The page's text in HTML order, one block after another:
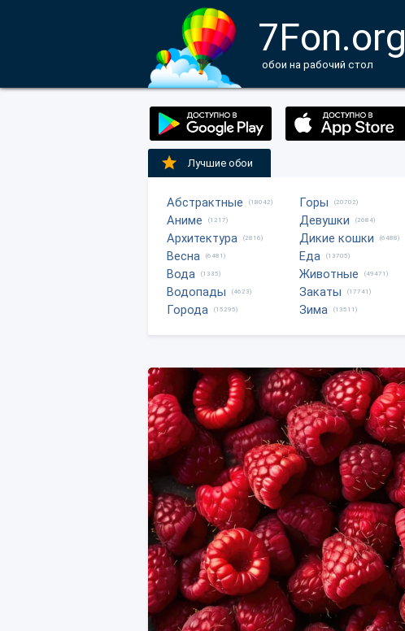
7Fon.org
обои на рабочий стол
Лучшие обои
Абстрактные (18042)
Аниме (1217)
Архитектура (2816)
Весна (6481)
Вода (1335)
Водопады (4623)
Города (15295)
Горы (20702)
Девушки (2684)
Дикие кошки (6488)
Еда (13705)
Животные (49471)
Закаты (17741)
Зима (13511)